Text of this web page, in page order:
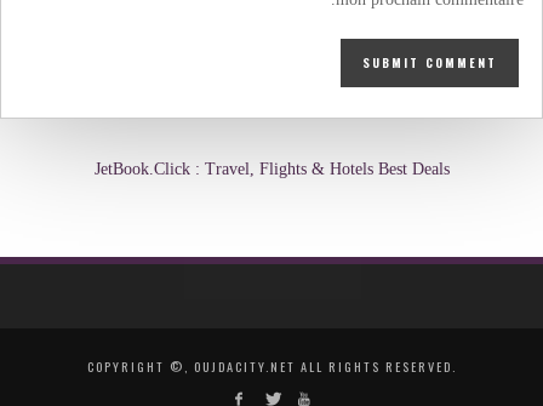
JetBook.Click : Travel, Flights & Hotels Best Deals
COPYRIGHT ©, OUJDACITY.NET ALL RIGHTS RESERVED.